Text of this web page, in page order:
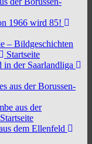
1966 wird 85!
– Bildgeschichten
Startseite
der Saarlandliga
aus der Borussen-
aus der
Startseite
dem Ellenfeld